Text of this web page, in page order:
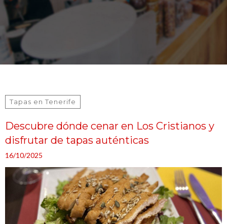
Tapas en Tenerife
Descubre dónde cenar en Los Cristianos y
disfrutar de tapas auténticas
16/10/2025